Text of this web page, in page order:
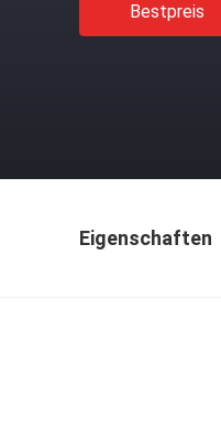
Bestpreis
Eigenschaften